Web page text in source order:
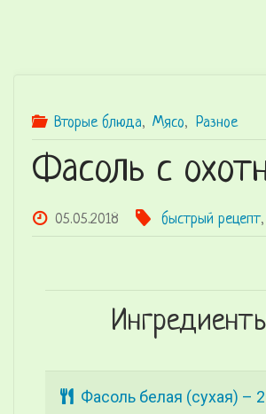
Вторые блюда, Мясо, Разное
Фасоль с
05.05.2018 быстрый рецепт,
Фасоль белая (сухая) –